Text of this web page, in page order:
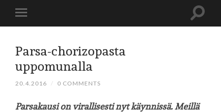
Parsa-chorizopasta
uppomunalla
20.4.2016 / 0 COMMENTS
Parsakausi on virallisesti nyt käynnissä. Meillä